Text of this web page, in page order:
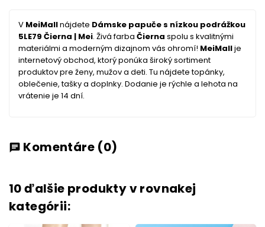
V MeiMallnájdete Dámske papuče s nízkou podrážkou
5LE79 Čierna | Mei. Živá farba Čierna spolu s kvalitnými
materiálmi a moderným dizajnom vás ohromí! MeiMallje
internetový obchod, ktorý ponúka široký sortiment
produktov pre ženy, mužov a deti. Tu nájdete topánky,
oblečenie, tašky a doplnky. Dodanie je rýchle a lehota na
vrátenie je 14 dní.
chat Komentáre (0)
10 ďalšie produkty v rovnakej
kategórii: